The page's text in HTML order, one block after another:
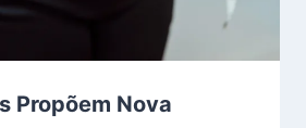
Propõem Nova